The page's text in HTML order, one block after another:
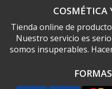
COSMÉTICA
Tienda online de
Nuestro servicio es
somos insuperables.